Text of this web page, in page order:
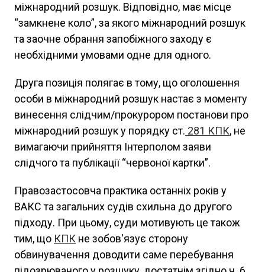
міжнародний розшук. Відповідно, має місце
“замкнене коло”, за якого міжнародний розшук
та заочне обрання запобіжного заходу є
необхідними умовами одне для одного.
Друга позиція полягає в тому, що оголошення
особи в міжнародний розшук настає з моменту
винесення слідчим/прокурором постанови про
міжнародний розшук у порядку ст. 281 КПК, не
вимагаючи прийняття Інтерполом заяви
слідчого та публікації “червоної картки”.
Правозастосовча практика останніх років у
ВАКС та загальних судів схильна до другого
підходу. При цьому, суди мотивують це також
тим, що КПК не зобов'язує сторону
обвинувачення доводити саме перебування